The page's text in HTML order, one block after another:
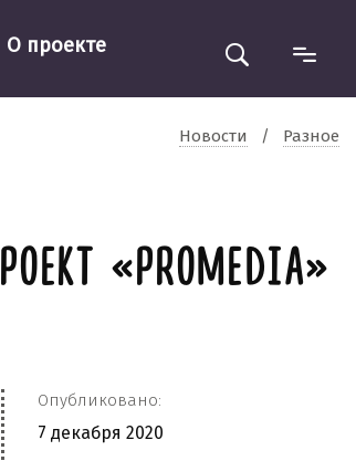
О проекте
Новости / Разное
«PROMEDIA»
Опубликовано:
7 декабря 2020